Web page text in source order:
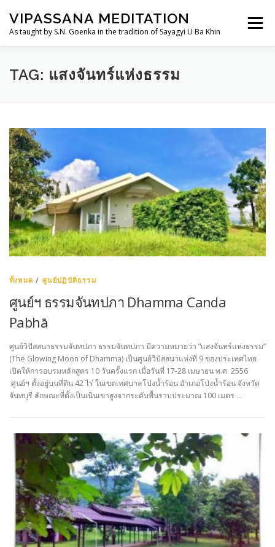
content
VIPASSANA MEDITATION
As taught by S.N. Goenka in the tradition of Sayagyi U Ba Khin
Menu
THAILANDDHAMMA.ORG วิปัสสนากรรมฐาน
ประวัติ ศูนย์ฯ/สถานที่
TAG: แสงจันทร์แห่งธรรม
ทั้งหมด / ศูนย์ปฏิบัติธรรม
ศูนย์ฯ ธรรมจันทปภา Dhamma Canda
Pabhā
ศูนย์วิปัสสนาธรรมจันทปภา ธรรมจันทปภา มีความหมายว่า “แสงจันทร์แห่งธรรม”
(The Glowing Moon of Dhamma) เป็นศูนย์วิปัสสนาแห่งที่ 9 ของประเทศไทย
เปิดให้การอบรมหลักสูตร 10 วันครั้งแรก เมื่อวันที่ 17-28 เมษายน พ.ศ. 2556
ศูนย์ฯ ตั้งอยู่บนที่ดิน 42 ไร่ ในเขตเทศบาลโป่งน้ำร้อน อำเภอโป่งน้ำร้อน จังหวัด
จันทบุรี ลักษณะที่ตั้งเป็นเนินเขาสูงจากระดับพื้นราบประมาณ 100 เมตร …